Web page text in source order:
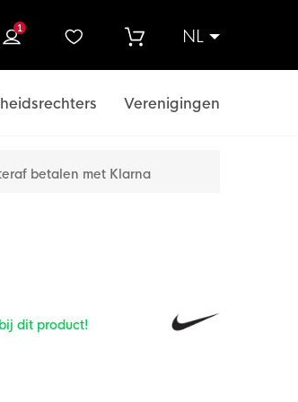
NL
1
Verenigingen
betalen met Klarna
bij dit product!